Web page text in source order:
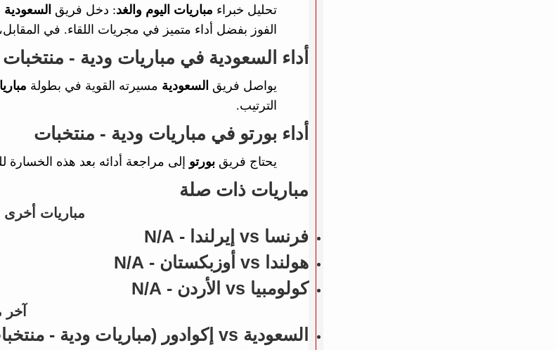
تحليل خبراء مباريات اليوم والغد: دخل فريق السعودية
الفوز بفضل أداء متميز في مجريات اللقاء. في
أداء السعودية في مباريات ودية - منتخبات
يواصل فريق السعودية مسيرته القوية في بطولة
الترتيب.
أداء بورتو في مباريات ودية - منتخبات
يحتاج فريق بورتو إلى مراجعة أدائه بعد هذه
مباريات ذات صلة
مباريات
فرنسا vs إيرلندا - N/A
هولندا vs أوزبكستان - N/A
كولومبيا vs الأردن - N/A
آخر
السعودية vs إكوادور (مباريات ودية - منتخبات) - N/A